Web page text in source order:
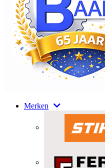
Merken